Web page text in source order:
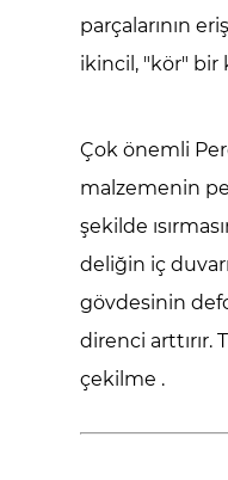
parçalarının
ikincil, "kör" bir
Çok önemli
malzemenin
şekilde
deliğin iç
gövdesinin
direnci arttırır.
çekilme .